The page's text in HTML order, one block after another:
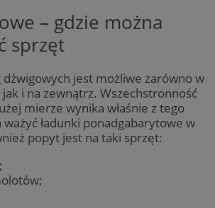
– gdzie można
sprzęt
dźwigowych jest możliwe zarówno w
i na zewnątrz. Wszechstronność
mierze wynika właśnie z tego
ładunki ponadgabarytowe w
popyt jest na taki sprzęt: